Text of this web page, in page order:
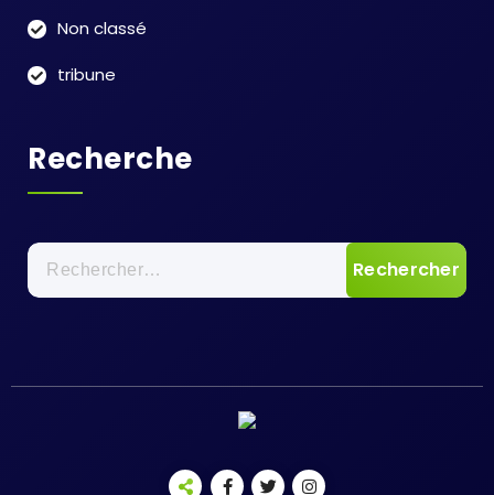
Non classé
tribune
Recherche